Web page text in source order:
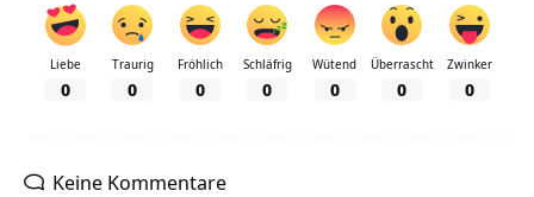
Liebe
0
Traurig
0
Fröhlich
0
Schläfrig
0
Wütend
0
Überrascht
0
Zwinker
0
Keine Kommentare